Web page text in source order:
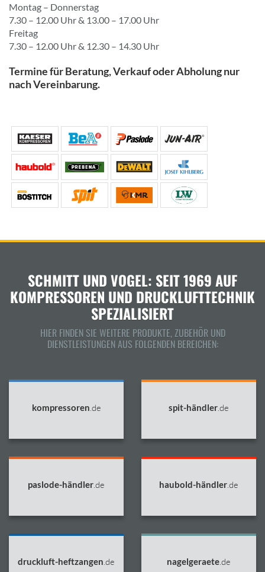
Montag – Donnerstag
7.30 – 12.00 Uhr & 13.00 – 17.00 Uhr
Freitag
7.30 – 12.00 Uhr & 12.30 – 14.30 Uhr
Termine für Beratung, Verkauf oder Abholung nur
nach Vereinbarung.
SCHMITT UND VOGEL: SEIT 1969 AUF
KOMPRESSOREN UND DRUCKLUFTTECHNIK
SPEZIALISIERT
HIER FINDEN SIE WEITERE PRODUKTE, ZUBEHÖR UND
DIENSTLEISTUNGEN AUS FOLGENDEN BEREICHEN:
kompressoren.de spit-händler.de
paslode-händler.de haubold-händler.de
druckluft-heftzangen.de nagelgeraete.de